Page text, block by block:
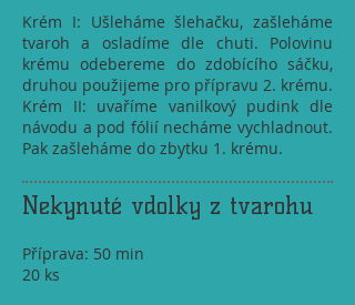
Krém I: Ušleháme šlehačku, zašleháme
tvaroh a osladíme dle chuti. Polovinu
krému odebereme do zdobícího sáčku,
druhou použijeme pro přípravu 2. krému.
Krém II: uvaříme vanilkový pudink dle
návodu a pod fólií necháme vychladnout.
Pak zašleháme do zbytku 1. krému.
Nekynuté vdolky z tvarohu
Příprava: 50 min
20 ks